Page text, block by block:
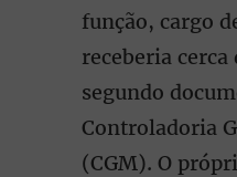
função, cargo
receberia
segundo
Controladoria
(CGM). O